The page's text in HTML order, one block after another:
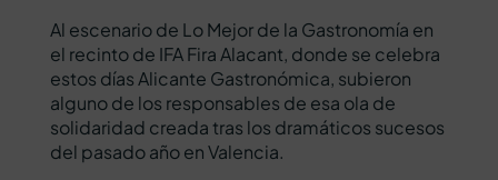
Al escenario de Lo Mejor de la Gastronomía en
el recinto de IFA Fira Alacant, donde se celebra
estos días Alicante Gastronómica, subieron
alguno de los responsables de esa ola de
solidaridad creada tras los dramáticos sucesos
del pasado año en Valencia.